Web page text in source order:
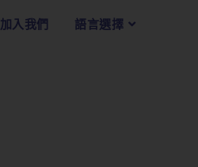
加入我們 語言選擇